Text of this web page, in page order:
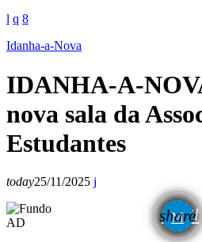
Idanha-a-Nova
IDANHA-A-
nova sala da
Estudantes
today25/11/2025
share
email
AD